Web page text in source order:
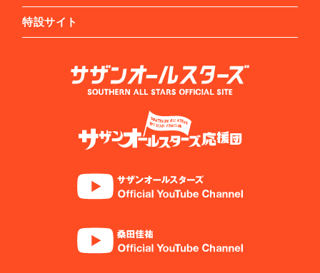
特設サイト